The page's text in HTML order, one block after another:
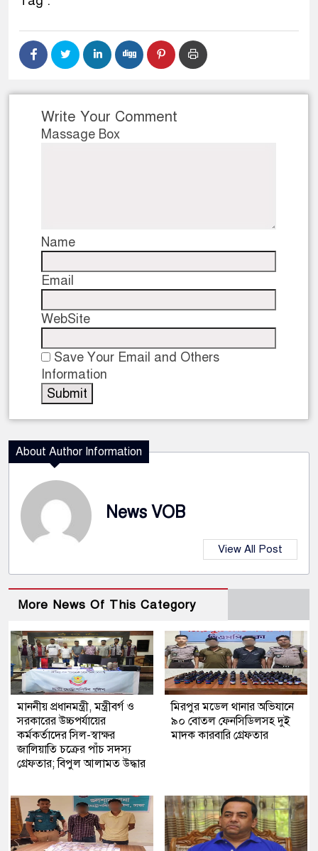
Write Your Comment
Massage Box
Name
Email
WebSite
Save Your Email and Others
Information
About Author Information
News VOB
View All Post
More News Of This Category
মাননীয় প্রধানমন্ত্রী, মন্ত্রীবর্গ ও
সরকারের উচ্চপর্যায়ের
কর্মকর্তাদের সিল-স্বাক্ষর
জালিয়াতি চক্রের পাঁচ সদস্য
গ্রেফতার; বিপুল আলামত উদ্ধার
মিরপুর মডেল থানার অভিযানে
৯০ বোতল ফেনসিডিলসহ দুই
মাদক কারবারি গ্রেফতার